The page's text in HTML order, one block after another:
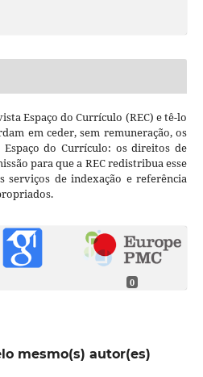
Espaço do Currículo (REC) e tê-lo
em ceder, sem remuneração, os
do Currículo: os direitos de
para que a REC redistribua esse
serviços de indexação e referência
0
mesmo(s) autor(es)